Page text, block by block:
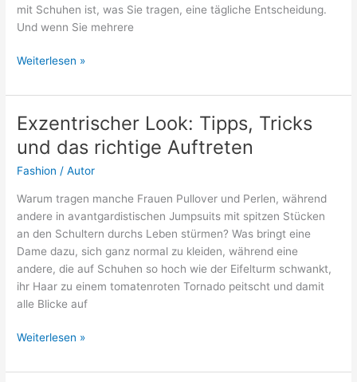
mit Schuhen ist, was Sie tragen, eine tägliche Entscheidung.
Und wenn Sie mehrere
Welche
passen
zu
mir?
Unser
Guide
Weiterlesen »
Exzentrischer Look: Tipps, Tricks
und das richtige Auftreten
Fashion /Autor
Warum tragen manche Frauen Pullover und Perlen, während
andere in avantgardistischen Jumpsuits mit spitzen Stücken
an den Schultern durchs Leben stürmen? Was bringt eine
Dame dazu, sich ganz normal zu kleiden, während eine
andere, die auf Schuhen so hoch wie der Eifelturm schwankt,
ihr Haar zu einem tomatenroten Tornado peitscht und damit
alle Blicke auf
Exzentrischer
Tipps,
Weiterlesen »